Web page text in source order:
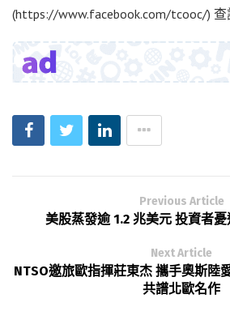
(https://www.facebook.com/tcooc/) 查
Previous Article
美股蒸發逾 1.2 兆美元 投資者
Next Article
NTSO邀旅歐指揮莊東杰 攜手奧斯陸
共譜北歐名作